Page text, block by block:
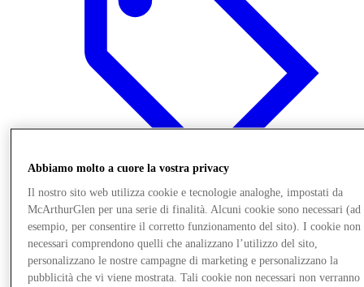
Offerte
Abbiamo molto a cuore la vostra privacy
Il nostro sito web utilizza cookie e tecnologie analoghe, impostati da
McArthurGlen per una serie di finalità. Alcuni cookie sono necessari (ad
esempio, per consentire il corretto funzionamento del sito). I cookie non
necessari comprendono quelli che analizzano l’utilizzo del sito,
personalizzano le nostre campagne di marketing e personalizzano la
pubblicità che vi viene mostrata. Tali cookie non necessari non verranno